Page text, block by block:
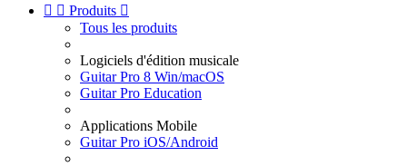
  Produits 
Tous les produits
Logiciels d'édition musicale
Guitar Pro 8 Win/macOS
Guitar Pro Education
Applications Mobile
Guitar Pro iOS/Android